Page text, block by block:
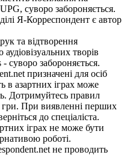
суворо забороняється.
Я-Корреспондент є автор
та відтворення
творів
суворо забороняється.
призначені для осіб
в азартних іграх може
Дотримуйтесь правил
гри. При виявленні перших
до спеціаліста.
іграх не може бути
роботі.
не проводить